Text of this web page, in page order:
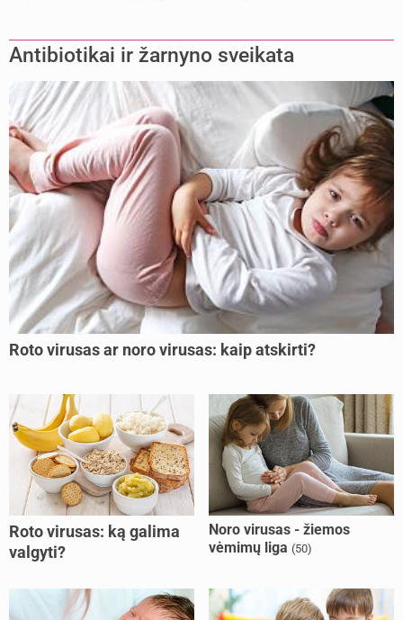
Antibiotikai ir žarnyno sveikata
Roto virusas ar noro virusas: kaip atskirti?
Roto virusas: ką galima
valgyti?
Noro virusas - žiemos
vėmimų liga (50)